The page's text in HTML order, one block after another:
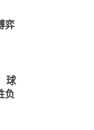
弈
球
负